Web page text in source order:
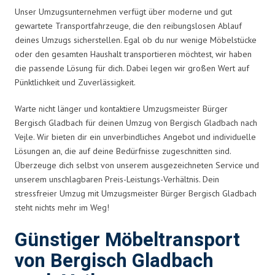
Unser Umzugsunternehmen verfügt über moderne und gut
gewartete Transportfahrzeuge, die den reibungslosen Ablauf
deines Umzugs sicherstellen. Egal ob du nur wenige Möbelstücke
oder den gesamten Haushalt transportieren möchtest, wir haben
die passende Lösung für dich. Dabei legen wir großen Wert auf
Pünktlichkeit und Zuverlässigkeit.
Warte nicht länger und kontaktiere Umzugsmeister Bürger
Bergisch Gladbach für deinen Umzug von Bergisch Gladbach nach
Vejle. Wir bieten dir ein unverbindliches Angebot und individuelle
Lösungen an, die auf deine Bedürfnisse zugeschnitten sind.
Überzeuge dich selbst von unserem ausgezeichneten Service und
unserem unschlagbaren Preis-Leistungs-Verhältnis. Dein
stressfreier Umzug mit Umzugsmeister Bürger Bergisch Gladbach
steht nichts mehr im Weg!
Günstiger Möbeltransport
von Bergisch Gladbach